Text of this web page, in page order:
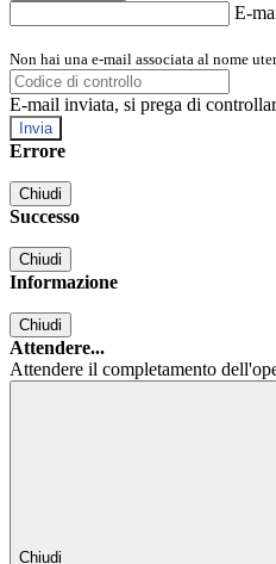
E-
Non hai una e-mail associata al nome
E-mail inviata, si prega di
Errore
Chiudi
Successo
Chiudi
Informazione
Chiudi
Attendere...
Attendere il completamento
Chiudi